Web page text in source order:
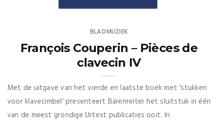
BLADMUZIEK
François Couperin – Pièces de
clavecin IV
Met de uitgave van het vierde en laatste boek met ‘stukken
voor klavecimbel’ presenteert Bärenreiter het sluitstuk in één
van de meest grondige Urtext publicaties ooit. In